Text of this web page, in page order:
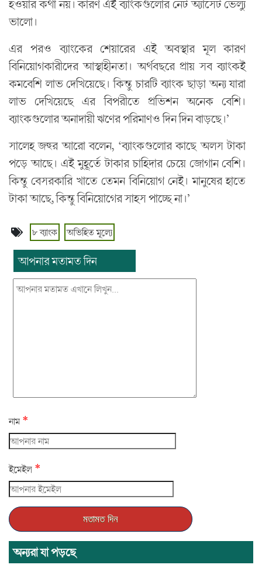
হওয়ার কথা নয়। কারণ এই ব্যাংকগুলোর নেট অ্যাসেট ভেল্যু
ভালো।
এর পরও ব্যাংকের শেয়ারের এই অবস্থার মূল কারণ
বিনিয়োগকারীদের আস্থাহীনতা। অর্থবছরে প্রায় সব ব্যাংকই
কমবেশি লাভ দেখিয়েছে। কিন্তু চারটি ব্যাংক ছাড়া অন্য যারা
লাভ দেখিয়েছে এর বিপরীতে প্রভিশন অনেক বেশি।
ব্যাংকগুলোর অনাদায়ী ঋণের পরিমাণও দিন দিন বাড়ছে।’
সালেহ জহুর আরো বলেন, ‘ব্যাংকগুলোর কাছে অলস টাকা
পড়ে আছে। এই মুহূর্তে টাকার চাহিদার চেয়ে জোগান বেশি।
কিন্তু বেসরকারি খাতে তেমন বিনিয়োগ নেই। মানুষের হাতে
টাকা আছে, কিন্তু বিনিয়োগের সাহস পাচ্ছে না।’
৮ ব্যাংক অভিহিত মূল্যে
আপনার মতামত দিন
নাম *
ইমেইল *
অন্যরা যা পড়ছে